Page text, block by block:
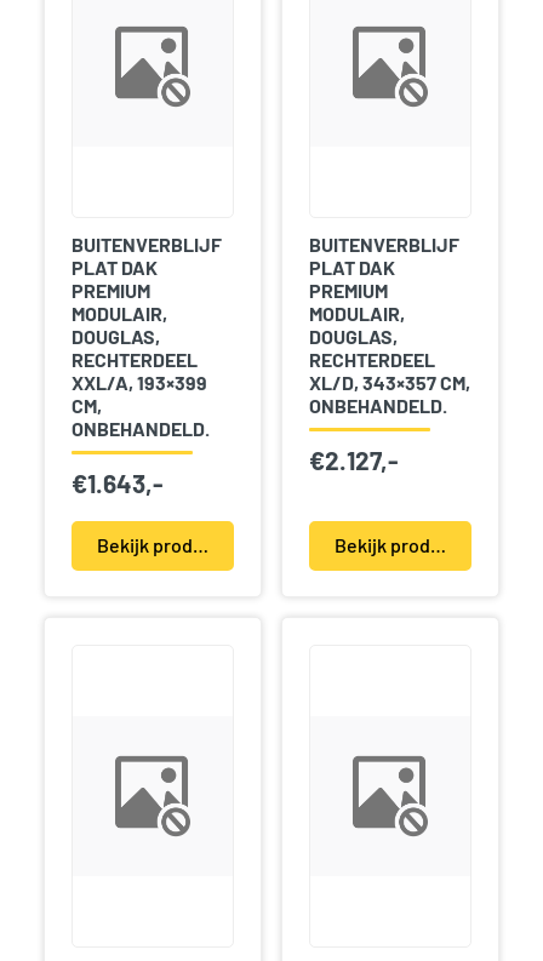
BUITENVERBLIJF
PLAT DAK
PREMIUM
MODULAIR,
DOUGLAS,
RECHTERDEEL
XXL/A, 193×399
CM,
ONBEHANDELD.
€1.643,-
Bekijk product(en)
BUITENVERBLIJF
PLAT DAK
PREMIUM
MODULAIR,
DOUGLAS,
RECHTERDEEL
XL/D, 343×357 CM,
ONBEHANDELD.
€2.127,-
Bekijk product(en)